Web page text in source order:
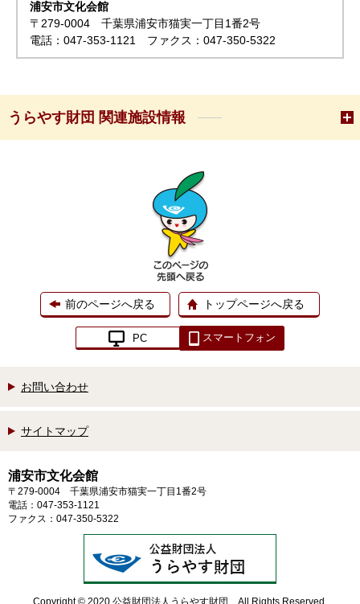
浦安市文化会館
〒279-0004 千葉県浦安市猫実一丁目1番2号
電話：047-353-1121 ファクス：047-350-5322
うらやす財団 関連施設情報
前のページへ戻る トップページへ戻る
PC スマートフォン
お問い合わせ
サイトマップ
浦安市文化会館
〒279-0004 千葉県浦安市猫実一丁目1番2号
電話：047-353-1121
ファクス：047-350-5322
Copyright © 2020 公益財団法人うらやす財団 All Rights Reserved.